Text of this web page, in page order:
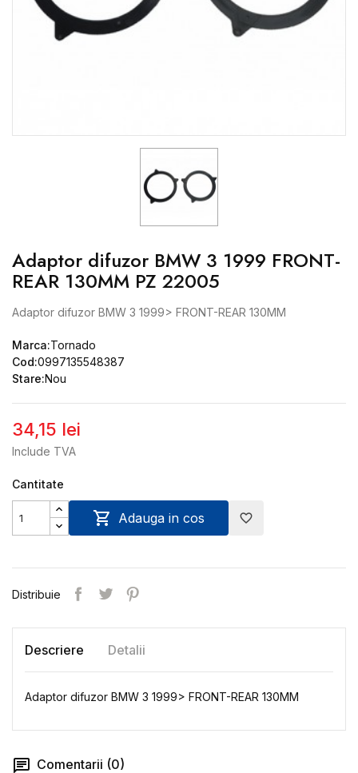
Adaptor difuzor BMW 3 1999 FRONT-
REAR 130MM PZ 22005
Adaptor difuzor BMW 3 1999> FRONT-REAR 130MM
Marca:Tornado
Cod:0997135548387
Stare:Nou
34,15 lei
Include TVA
Cantitate
 Adauga in cos favorite_border
Distribuie
Descriere Detalii
Adaptor difuzor BMW 3 1999> FRONT-REAR 130MM
Comentarii (0)